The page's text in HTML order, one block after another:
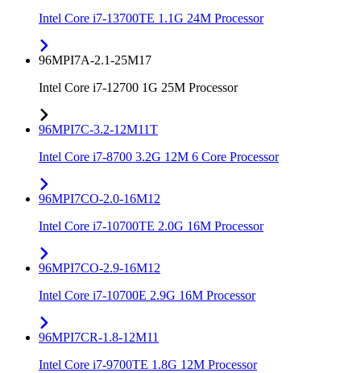
Intel Core i7-13700TE 1.1G 24M Processor
96MPI7A-2.1-25M17
Intel Core i7-12700 1G 25M Processor
96MPI7C-3.2-12M11T
Intel Core i7-8700 3.2G 12M 6 Core Processor
96MPI7CO-2.0-16M12
Intel Core i7-10700TE 2.0G 16M Processor
96MPI7CO-2.9-16M12
Intel Core i7-10700E 2.9G 16M Processor
96MPI7CR-1.8-12M11
Intel Core i7-9700TE 1.8G 12M Processor